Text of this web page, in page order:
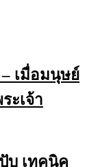
เมื่อมนุษย์
ะเจ้า
บ เทคนิค